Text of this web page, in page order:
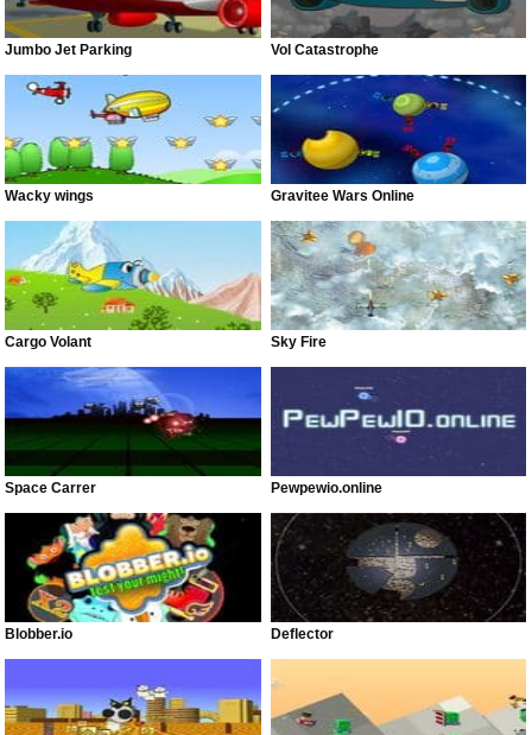
Jumbo Jet Parking Vol Catastrophe
Wacky wings Gravitee Wars Online
Cargo Volant Sky Fire
Space Carrer Pewpewio.online
Blobber.io Deflector